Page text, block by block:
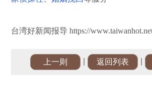
台湾好新闻报导 https://
上一则 返回列表